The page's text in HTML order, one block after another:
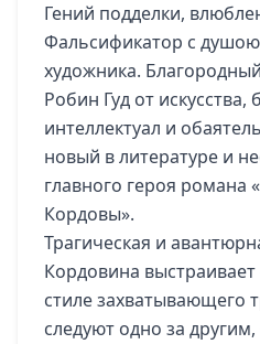
Гений подделки,
Фальсификатор с
художника.
Робин Гуд от искусства,
интеллектуал и
новый в литературе и
главного героя романа
Кордовы».
Трагическая и
Кордовина
стиле захватывающего
следуют одно за